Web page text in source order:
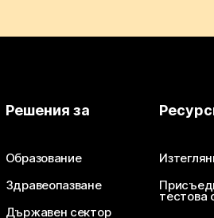
Решения за
Образование
Здравеопазване
Държавен сектор
тестова